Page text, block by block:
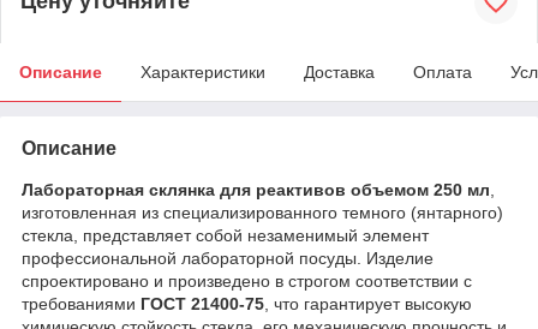
Описание Характеристики Доставка Оплата
Описание
Лабораторная склянка для реактивов объемом 250 мл
изготовленная из специализированного темного (янтарного)
стекла, представляет собой незаменимый элемент
профессиональной лабораторной посуды. Изделие
спроектировано и произведено в строгом соответствии с
требованиями ГОСТ 21400-75 , что гарантирует высокую